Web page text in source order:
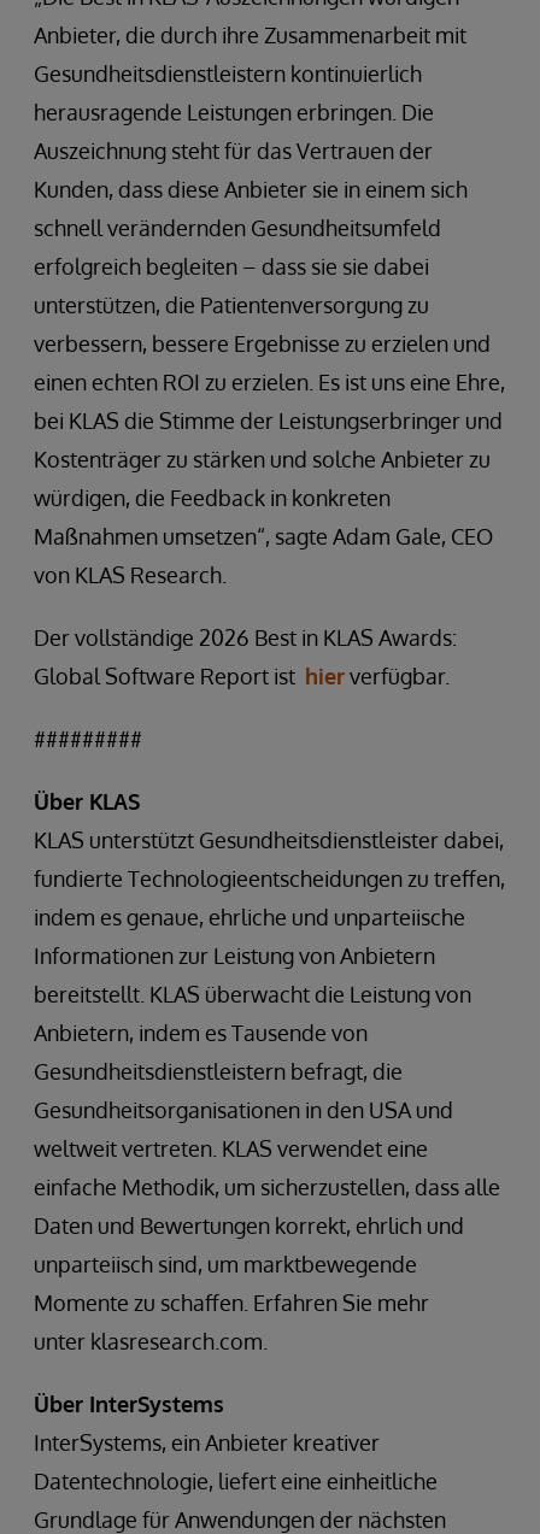
Anbieter, die durch ihre Zusammenarbeit mit
Gesundheitsdienstleistern kontinuierlich
herausragende Leistungen erbringen. Die
Auszeichnung steht für das Vertrauen der
Kunden, dass diese Anbieter sie in einem sich
schnell verändernden Gesundheitsumfeld
erfolgreich begleiten – dass sie sie dabei
unterstützen, die Patientenversorgung zu
verbessern, bessere Ergebnisse zu erzielen und
einen echten ROI zu erzielen. Es ist uns eine Ehre,
bei KLAS die Stimme der Leistungserbringer und
Kostenträger zu stärken und solche Anbieter zu
würdigen, die Feedback in konkreten
Maßnahmen umsetzen“, sagte Adam Gale, CEO
von KLAS Research.
Der vollständige 2026 Best in KLAS Awards:
Global Software Report ist hierverfügbar.
#########
Über KLAS
KLAS unterstützt Gesundheitsdienstleister dabei,
fundierte Technologieentscheidungen zu treffen,
indem es genaue, ehrliche und unparteiische
Informationen zur Leistung von Anbietern
bereitstellt. KLAS überwacht die Leistung von
Anbietern, indem es Tausende von
Gesundheitsdienstleistern befragt, die
Gesundheitsorganisationen in den USA und
weltweit vertreten. KLAS verwendet eine
einfache Methodik, um sicherzustellen, dass alle
Daten und Bewertungen korrekt, ehrlich und
unparteiisch sind, um marktbewegende
Momente zu schaffen. Erfahren Sie mehr
unter klasresearch.com.
Über InterSystems
InterSystems, ein Anbieter kreativer
Datentechnologie, liefert eine einheitliche
Grundlage für Anwendungen der nächsten